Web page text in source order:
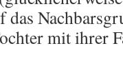
mit ihrer